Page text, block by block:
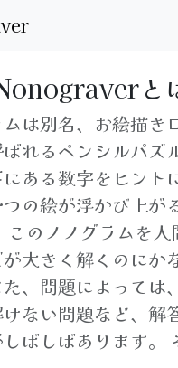
と
は別名、お絵描き
れるペンシルパズ
ある数字をヒント
の絵が浮かび上が
このノノグラムを人
大きく解くのにか
、問題によっては
けない問題など、解
ばしばあります。